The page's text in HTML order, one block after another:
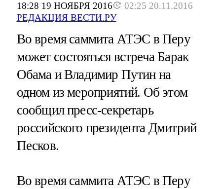
18:28 19 НОЯБРЯ 2016
02:25 20.11.2016
РЕДАКЦИЯ ВЕСТИ.РУ
Во время саммита АТЭС в Перу
может состояться встреча Барак
Обама и Владимир Путин на
одном из мероприятий. Об этом
сообщил пресс-секретарь
российского президента Дмитрий
Песков.
Во время саммита АТЭС в Перу